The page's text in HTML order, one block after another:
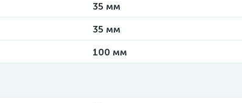
35 мм
35 мм
100 мм